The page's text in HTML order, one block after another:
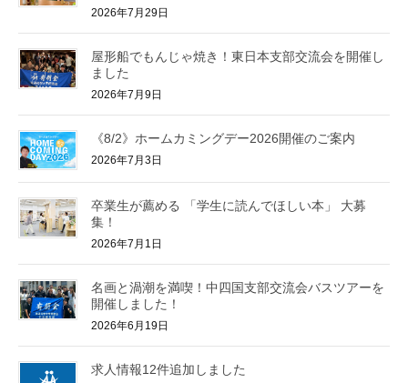
2026年7月29日
屋形船でもんじゃ焼き！東日本支部交流会を開催し
ました
2026年7月9日
《8/2》ホームカミングデー2026開催のご案内
2026年7月3日
卒業生が薦める 「学生に読んでほしい本」 大募
集！
2026年7月1日
名画と渦潮を満喫！中四国支部交流会バスツアーを
開催しました！
2026年6月19日
求人情報12件追加しました